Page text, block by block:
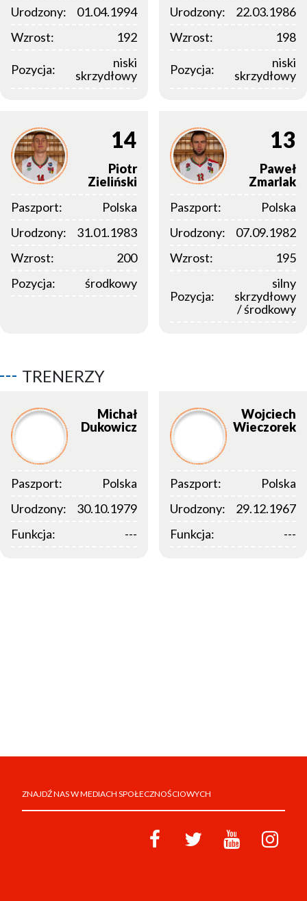
Urodzony:
01.04.1994
Wzrost:
192
Pozycja:
niski
skrzydłowy
Urodzony:
22.03.1986
Wzrost:
198
Pozycja:
niski
skrzydłowy
14
Piotr
Zieliński
Paszport:
Polska
Urodzony:
31.01.1983
Wzrost:
200
Pozycja:
środkowy
13
Paweł
Zmarlak
Paszport:
Polska
Urodzony:
07.09.1982
Wzrost:
195
Pozycja:
silny
skrzydłowy
/ środkowy
TRENERZY
Michał
Dukowicz
Paszport:
Polska
Urodzony:
30.10.1979
Funkcja:
---
Wojciech
Wieczorek
Paszport:
Polska
Urodzony:
29.12.1967
Funkcja:
---
ZNAJDŹ NAS W MEDIACH SPOŁECZNOŚCIOWYCH